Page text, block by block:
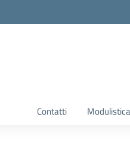
Contatti Modulistica